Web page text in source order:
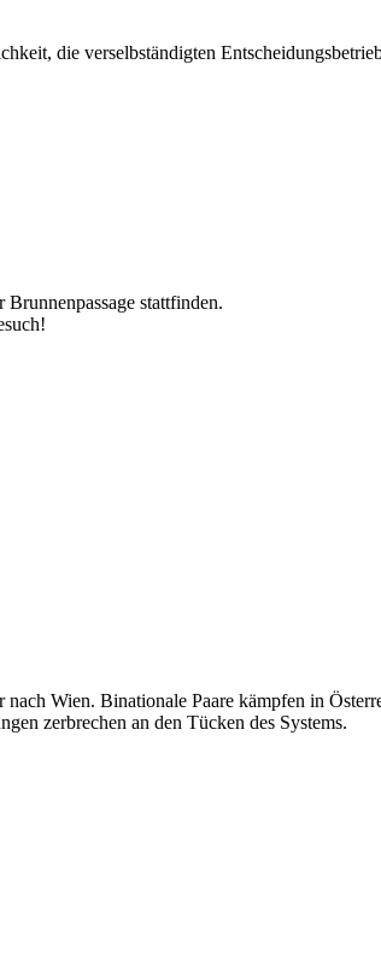
die verselbständigten
stattfinden.
Wien. Binationale Paare kämpfen in
zerbrechen an den Tücken des Systems.